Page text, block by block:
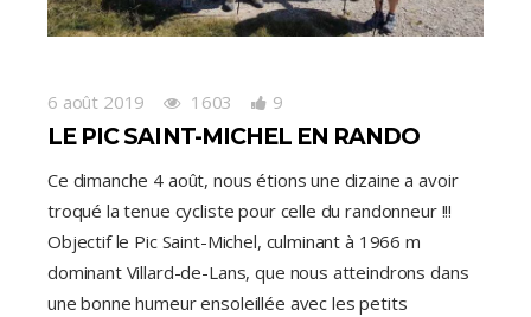
6 août 2019 1603 9
LE PIC SAINT-MICHEL EN RANDO
Ce dimanche 4 août, nous étions une dizaine a avoir
troqué la tenue cycliste pour celle du randonneur !!!
Objectif le Pic Saint-Michel, culminant à 1966 m
dominant Villard-de-Lans, que nous atteindrons dans
une bonne humeur ensoleillée avec les petits